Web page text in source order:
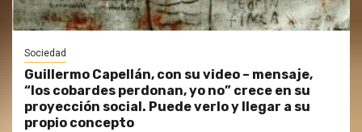
Sociedad
Guillermo Capellán, con su video – mensaje,
“los cobardes perdonan, yo no” crece en su
proyección social. Puede verlo y llegar a su
propio concepto